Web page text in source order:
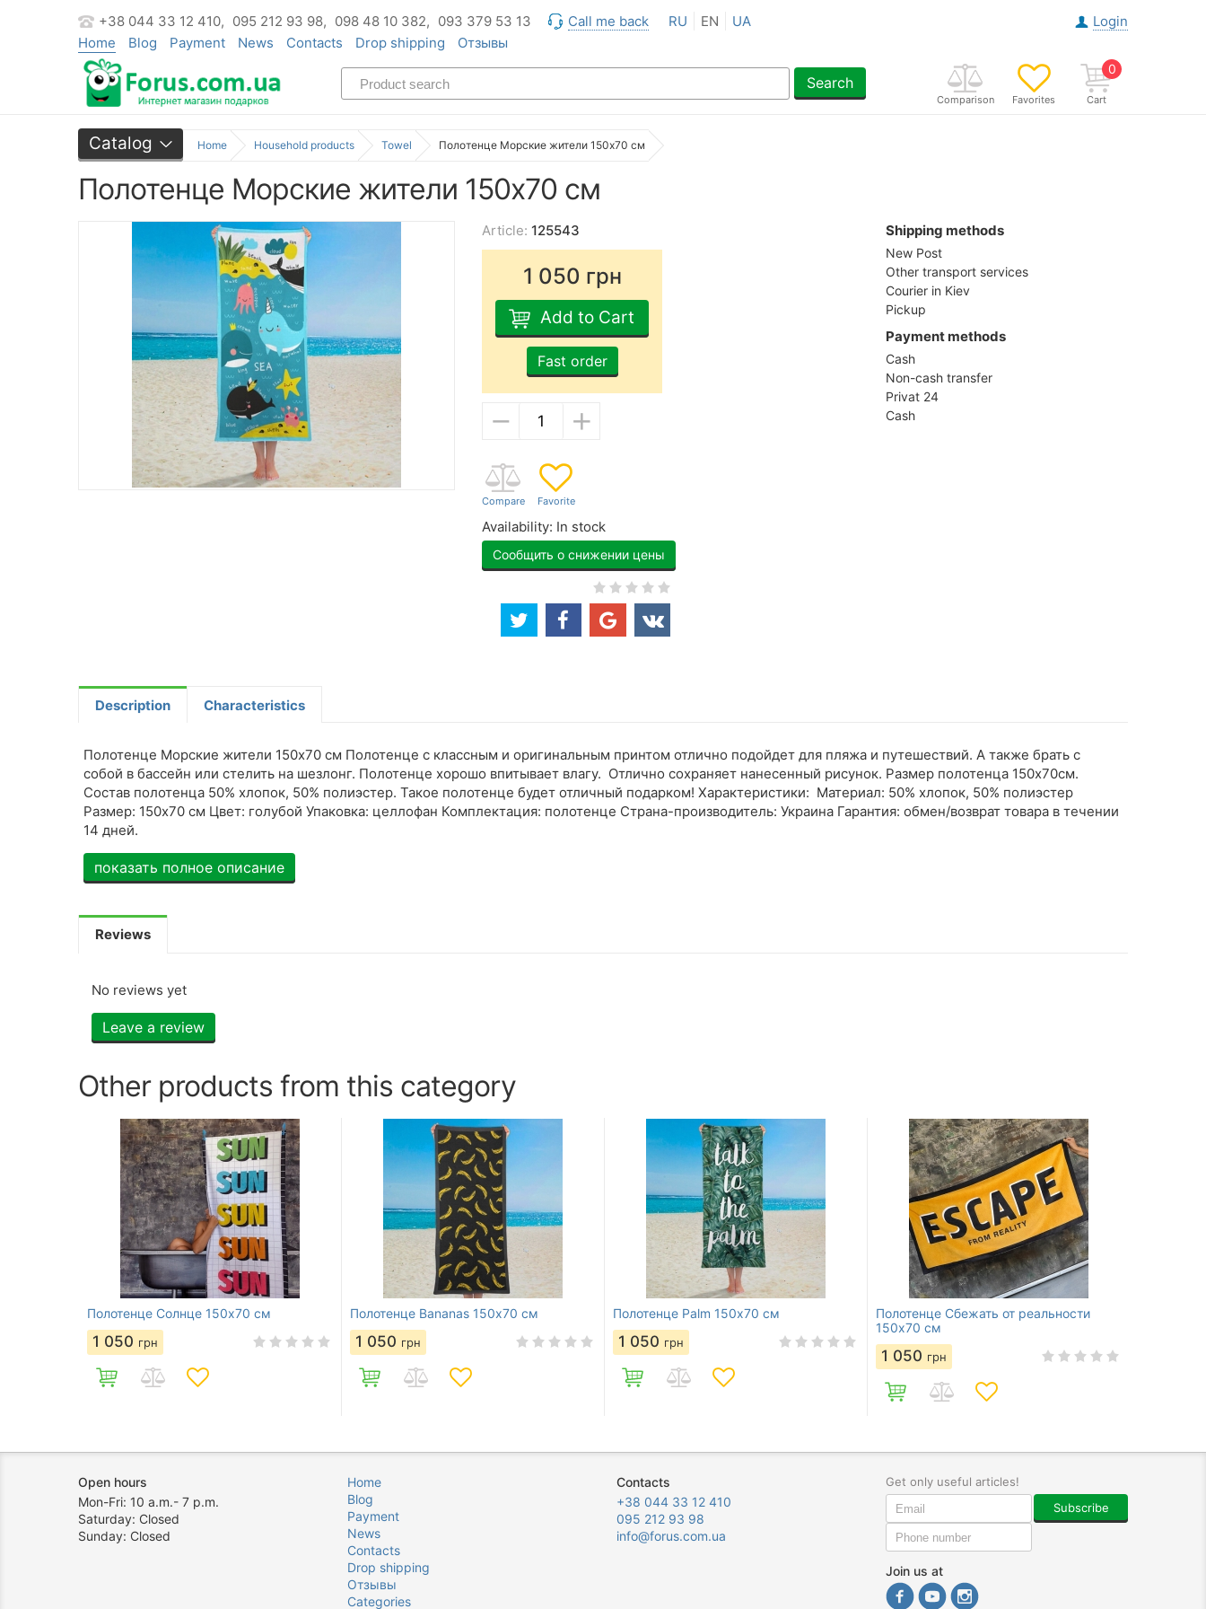
+38 044 33 12 410, 095 212 93 98, 098 48 10 382, 093 379 53 13 Call me back RU EN UA
Login
Home
Blog Payment News Contacts Drop shipping Отзывы
0
Cart
Favorites
Comparison
Search
Catalog Home Household products Towel Полотенце Морские жители 150х70 см
Полотенце Морские жители 150х70 см
Article: 125543
1 050 грн
Add to Cart
Fast order
− +
Availability: In stock
Сообщить о снижении цены
Shipping methods
New Post
Other transport services
Courier in Kiev
Pickup
Payment methods
Cash
Non-cash transfer
Privat 24
Cash
Description Characteristics
Полотенце Морские жители 150х70 см Полотенце с классным и оригинальным принтом отлично подойдет для пляжа и путешествий. А также брать с
собой в бассейн или стелить на шезлонг. Полотенце хорошо впитывает влагу. Отлично сохраняет нанесенный рисунок. Размер полотенца 150х70см.
Состав полотенца 50% хлопок, 50% полиэстер. Такое полотенце будет отличный подарком! Характеристики: Материал: 50% хлопок, 50% полиэстер
Размер: 150х70 см Цвет: голубой Упаковка: целлофан Комплектация: полотенце Страна-производитель: Украина Гарантия: обмен/возврат товара в течении
14 дней.
показать полное описание
Reviews
No reviews yet
Leave a review
Other products from this category
Полотенце Солнце 150х70 см
1 050 грн
Полотенце Bananas 150х70 см
1 050 грн
Полотенце Palm 150х70 см
1 050 грн
Полотенце Сбежать от реальности
150х70 см
1 050 грн
Open hours
Mon-Fri: 10 a.m.- 7 p.m.
Saturday: Closed
Sunday: Closed
Home
Blog
Payment
News
Contacts
Drop shipping
Отзывы
Categories
Contacts
+38 044 33 12 410
095 212 93 98
info@forus.com.ua
Get only useful articles!
Subscribe
Join us at